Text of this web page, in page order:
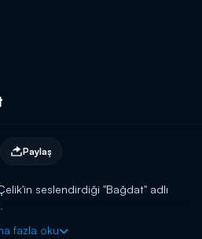
Paylaş
seslendirdiği "Bağdat" adlı
fazla oku